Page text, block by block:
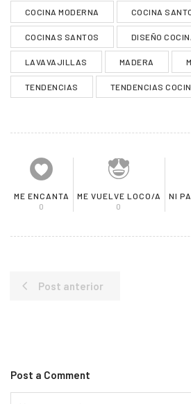
COCINA MODERNA COCINA
COCINAS SANTOS DISEÑO
LAVAVAJILLAS MADERA
TENDENCIAS TENDENCIAS
ME ENCANTA
0
ME VUELVE LOCO/A
0
NI
Post anterior
Post a Comment